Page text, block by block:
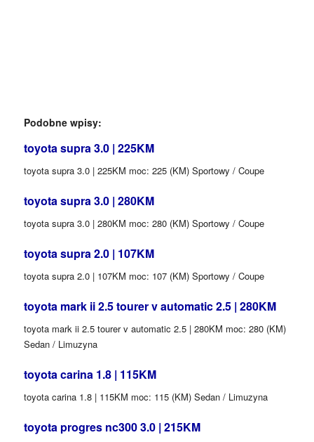
Podobne wpisy:
toyota supra 3.0 | 225KM
toyota supra 3.0 | 225KM moc: 225 (KM) Sportowy / Coupe
toyota supra 3.0 | 280KM
toyota supra 3.0 | 280KM moc: 280 (KM) Sportowy / Coupe
toyota supra 2.0 | 107KM
toyota supra 2.0 | 107KM moc: 107 (KM) Sportowy / Coupe
toyota mark ii 2.5 tourer v automatic 2.5 | 280KM
toyota mark ii 2.5 tourer v automatic 2.5 | 280KM moc: 280 (KM)
Sedan / Limuzyna
toyota carina 1.8 | 115KM
toyota carina 1.8 | 115KM moc: 115 (KM) Sedan / Limuzyna
toyota progres nc300 3.0 | 215KM